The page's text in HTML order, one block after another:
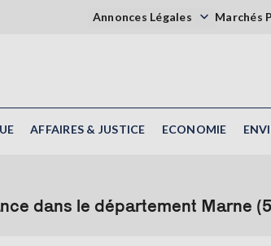
Annonces Légales Marchés
AFFAIRES & JUSTICE ECONOMIE
dans le département Marne